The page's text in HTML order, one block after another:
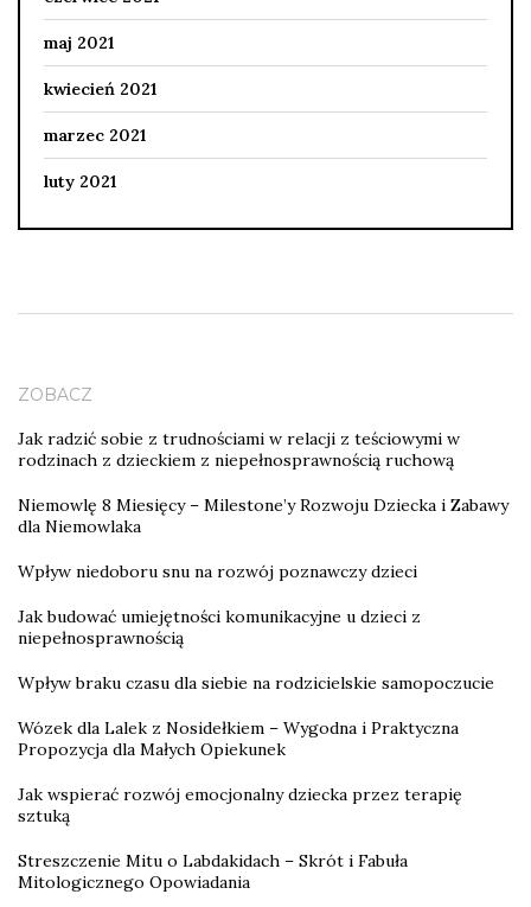
maj 2021
kwiecień 2021
marzec 2021
luty 2021
ZOBACZ
Jak radzić sobie z trudnościami w relacji z teściowymi w
rodzinach z dzieckiem z niepełnosprawnością ruchową
Niemowlę 8 Miesięcy – Milestone’y Rozwoju Dziecka i Zabawy
dla Niemowlaka
Wpływ niedoboru snu na rozwój poznawczy dzieci
Jak budować umiejętności komunikacyjne u dzieci z
niepełnosprawnością
Wpływ braku czasu dla siebie na rodzicielskie samopoczucie
Wózek dla Lalek z Nosidełkiem – Wygodna i Praktyczna
Propozycja dla Małych Opiekunek
Jak wspierać rozwój emocjonalny dziecka przez terapię
sztuką
Streszczenie Mitu o Labdakidach – Skrót i Fabuła
Mitologicznego Opowiadania